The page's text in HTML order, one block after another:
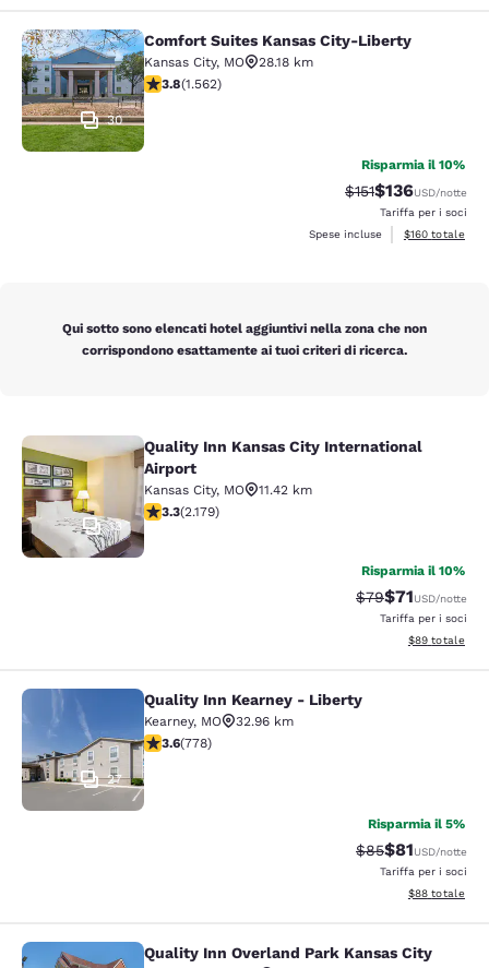
Comfort Suites Kansas City-Liberty
30
Comfort Suites Kansas City-Liberty
Kansas City, MO
28.18 km
Valutazione di 3.8 stelle. Buono. 1562 recensioni
3.8(1.562)
Risparmia il 10%
Tariffa di
$151Tariffa
$136USD/notte
Tariffa per i soci
Spese incluse
Visualizza i
$160 totale
Qui sotto sono elencati hotel aggiuntivi nella zona che non
corrispondono esattamente ai tuoi criteri di ricerca.
Quality Inn Kansas City
13
Quality Inn Kansas City International
Airport
Kansas City, MO
11.42 km
Valutazione di 3.34 stelle. Buono. 2179 recensioni
3.3(2.179)
Risparmia il 10%
Tariffa di
$79Tariffa
$71USD/notte
Tariffa per i soci
Visualizza i
$89 totale
Quality Inn Kearney - Liberty
27
Quality Inn Kearney - Liberty
Kearney, MO
32.96 km
Valutazione di 3.64 stelle. Buono. 778 recensioni
3.6(778)
Risparmia il 5%
Tariffa di
$85Tariffa
$81USD/notte
Tariffa per i soci
Visualizza i
$88 totale
Quality Inn Overland Park Kansas
Quality Inn Overland Park Kansas City